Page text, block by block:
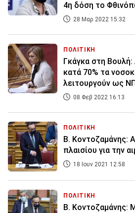
4η δόση το
28 Μαρ 2022 15:32
ΠΟΛΙΤΙΚΗ
Γκάγκα στη
κατά 70% τα
λειτουργούν ως
08 Φεβ 2022 16:13
ΠΟΛΙΤΙΚΗ
Β. Κοντοζαμάνης:
πλαισίου για την
18 Ιουν 2021 12:58
ΠΟΛΙΤΙΚΗ
Β. Κοντοζαμάνης: